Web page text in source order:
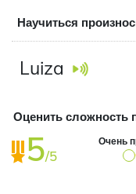
Научиться
Luiza
Оценить сложность
5/5
Очень